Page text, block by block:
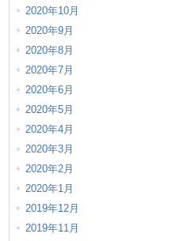
2020年10月
2020年9月
2020年8月
2020年7月
2020年6月
2020年5月
2020年4月
2020年3月
2020年2月
2020年1月
2019年12月
2019年11月